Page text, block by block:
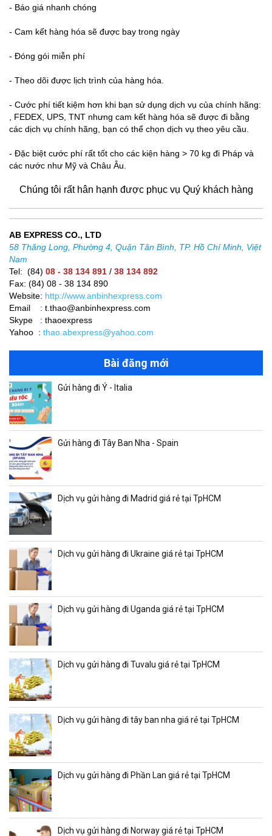
- Báo giá nhanh chóng
- Cam kết hàng hóa sẽ được bay trong ngày
- Đóng gói miễn phí
- Theo dõi được lịch trình của hàng hóa.
- Cước phí tiết kiệm hơn khi bạn sử dụng dịch vụ của chính hãng:
, FEDEX, UPS, TNT nhưng cam kết hàng hóa sẽ được đi bằng
các dịch vụ chính hãng, bạn có thể chọn dịch vụ theo yêu cầu.
- Đặc biệt cước phí rất tốt cho các kiện hàng > 70 kg đi Pháp và
các nước như Mỹ và Châu Âu.
Chúng tôi rất hân hạnh được phục vụ Quý khách hàng
AB EXPRESS CO., LTD
58 Thăng Long, Phường 4, Quận Tân Bình, TP. Hồ Chí Minh, Việt
Nam
Tel: (84) 08 - 38 134 891 / 38 134 892
Fax: (84) 08 - 38 134 890
Website: http://www.anbinhexpress.com
Email : t.thao@anbinhexpress.com
Skype : thaoexpress
Yahoo : thao.abexpress@yahoo.com
Bài đăng mới
Gửi hàng đi Ý - Italia
Gửi hàng đi Tây Ban Nha - Spain
Dịch vụ gửi hàng đi Madrid giá rẻ tại TpHCM
Dịch vụ gửi hàng đi Ukraine giá rẻ tại TpHCM
Dịch vụ gửi hàng đi Uganda giá rẻ tại TpHCM
Dịch vụ gửi hàng đi Tuvalu giá rẻ tại TpHCM
Dịch vụ gửi hàng đi tây ban nha giá rẻ tại TpHCM
Dịch vụ gửi hàng đi Phần Lan giá rẻ tại TpHCM
Dịch vụ gửi hàng đi Norway giá rẻ tại TpHCM